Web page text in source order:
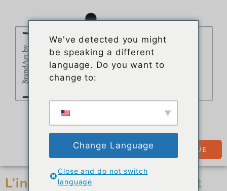
BOUTIQUE
L'intello porte du Prada et rit
We've detected you might
be speaking a different
language. Do you want to
change to:
Change Language
Close and do not switch
language